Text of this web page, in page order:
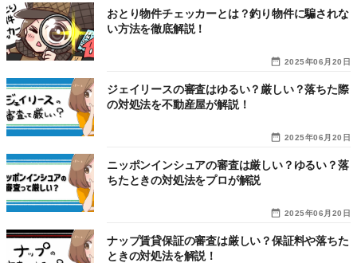
2025年06月20日
おとり物件チェッカーとは？釣り物件に騙されな
い方法を徹底解説！
2025年06月20日
ジェイリースの審査はゆるい？厳しい？落ちた際
の対処法を不動産屋が解説！
2025年06月20日
ニッポンインシュアの審査は厳しい？ゆるい？落
ちたときの対処法をプロが解説
ナップ賃貸保証の審査は厳しい？保証料や落ちた
ときの対処法を解説！